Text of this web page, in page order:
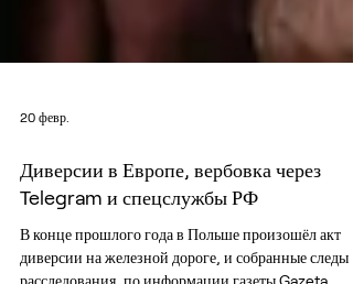
20 февр.
Диверсии в Европе, вербовка через
Telegram и спецслужбы РФ